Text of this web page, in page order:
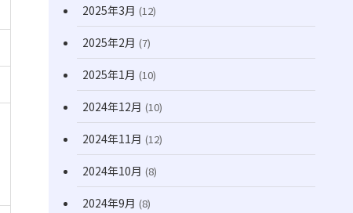
2025年3月 (12)
2025年2月 (7)
2025年1月 (10)
2024年12月 (10)
2024年11月 (12)
2024年10月 (8)
2024年9月 (8)